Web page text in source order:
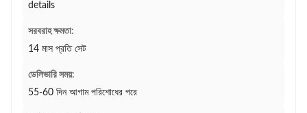
details
সরবরাহ ক্ষমতা:
14 মাস প্রতি সেট
ডেলিভারি সময়:
55-60 দিন আগাম পরিশোধের পরে